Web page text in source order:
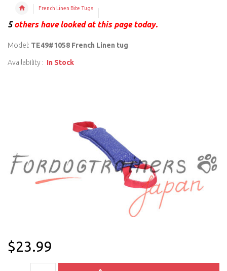
French Linen Bite Tugs
5others have looked at this page today.
Model: TE49#1058 French Linen tug
Availability : In Stock
$23.99